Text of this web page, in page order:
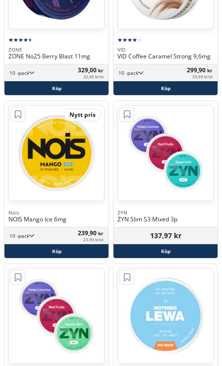
ZONE
ZONE No25 Berry Blast 11mg
10 -pack 329,00 kr
32,90 kr/st
Köp
VID
VID Coffee Caramel Strong 9,6mg
10 -pack 299,90 kr
29,99 kr/st
Köp
Nytt pris
Nois
NOIS Mango Ice 6mg
10 -pack 239,90 kr
23,99 kr/st
Köp
ZYN
ZYN Slim S3 Mixed 3p
137,97 kr
Köp